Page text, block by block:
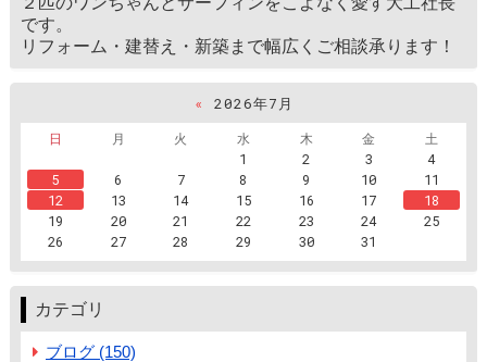
です。
リフォーム・建替え・新築まで幅広くご相談承ります！
« 2026年7月
日
月 火 水 木 金
土
1
2 3
4
5
6 7 8 9 10
11
12
13 14 15 16 17
18
19
20 21 22 23 24
25
26
27 28 29 30 31
カテゴリ
ブログ (150)